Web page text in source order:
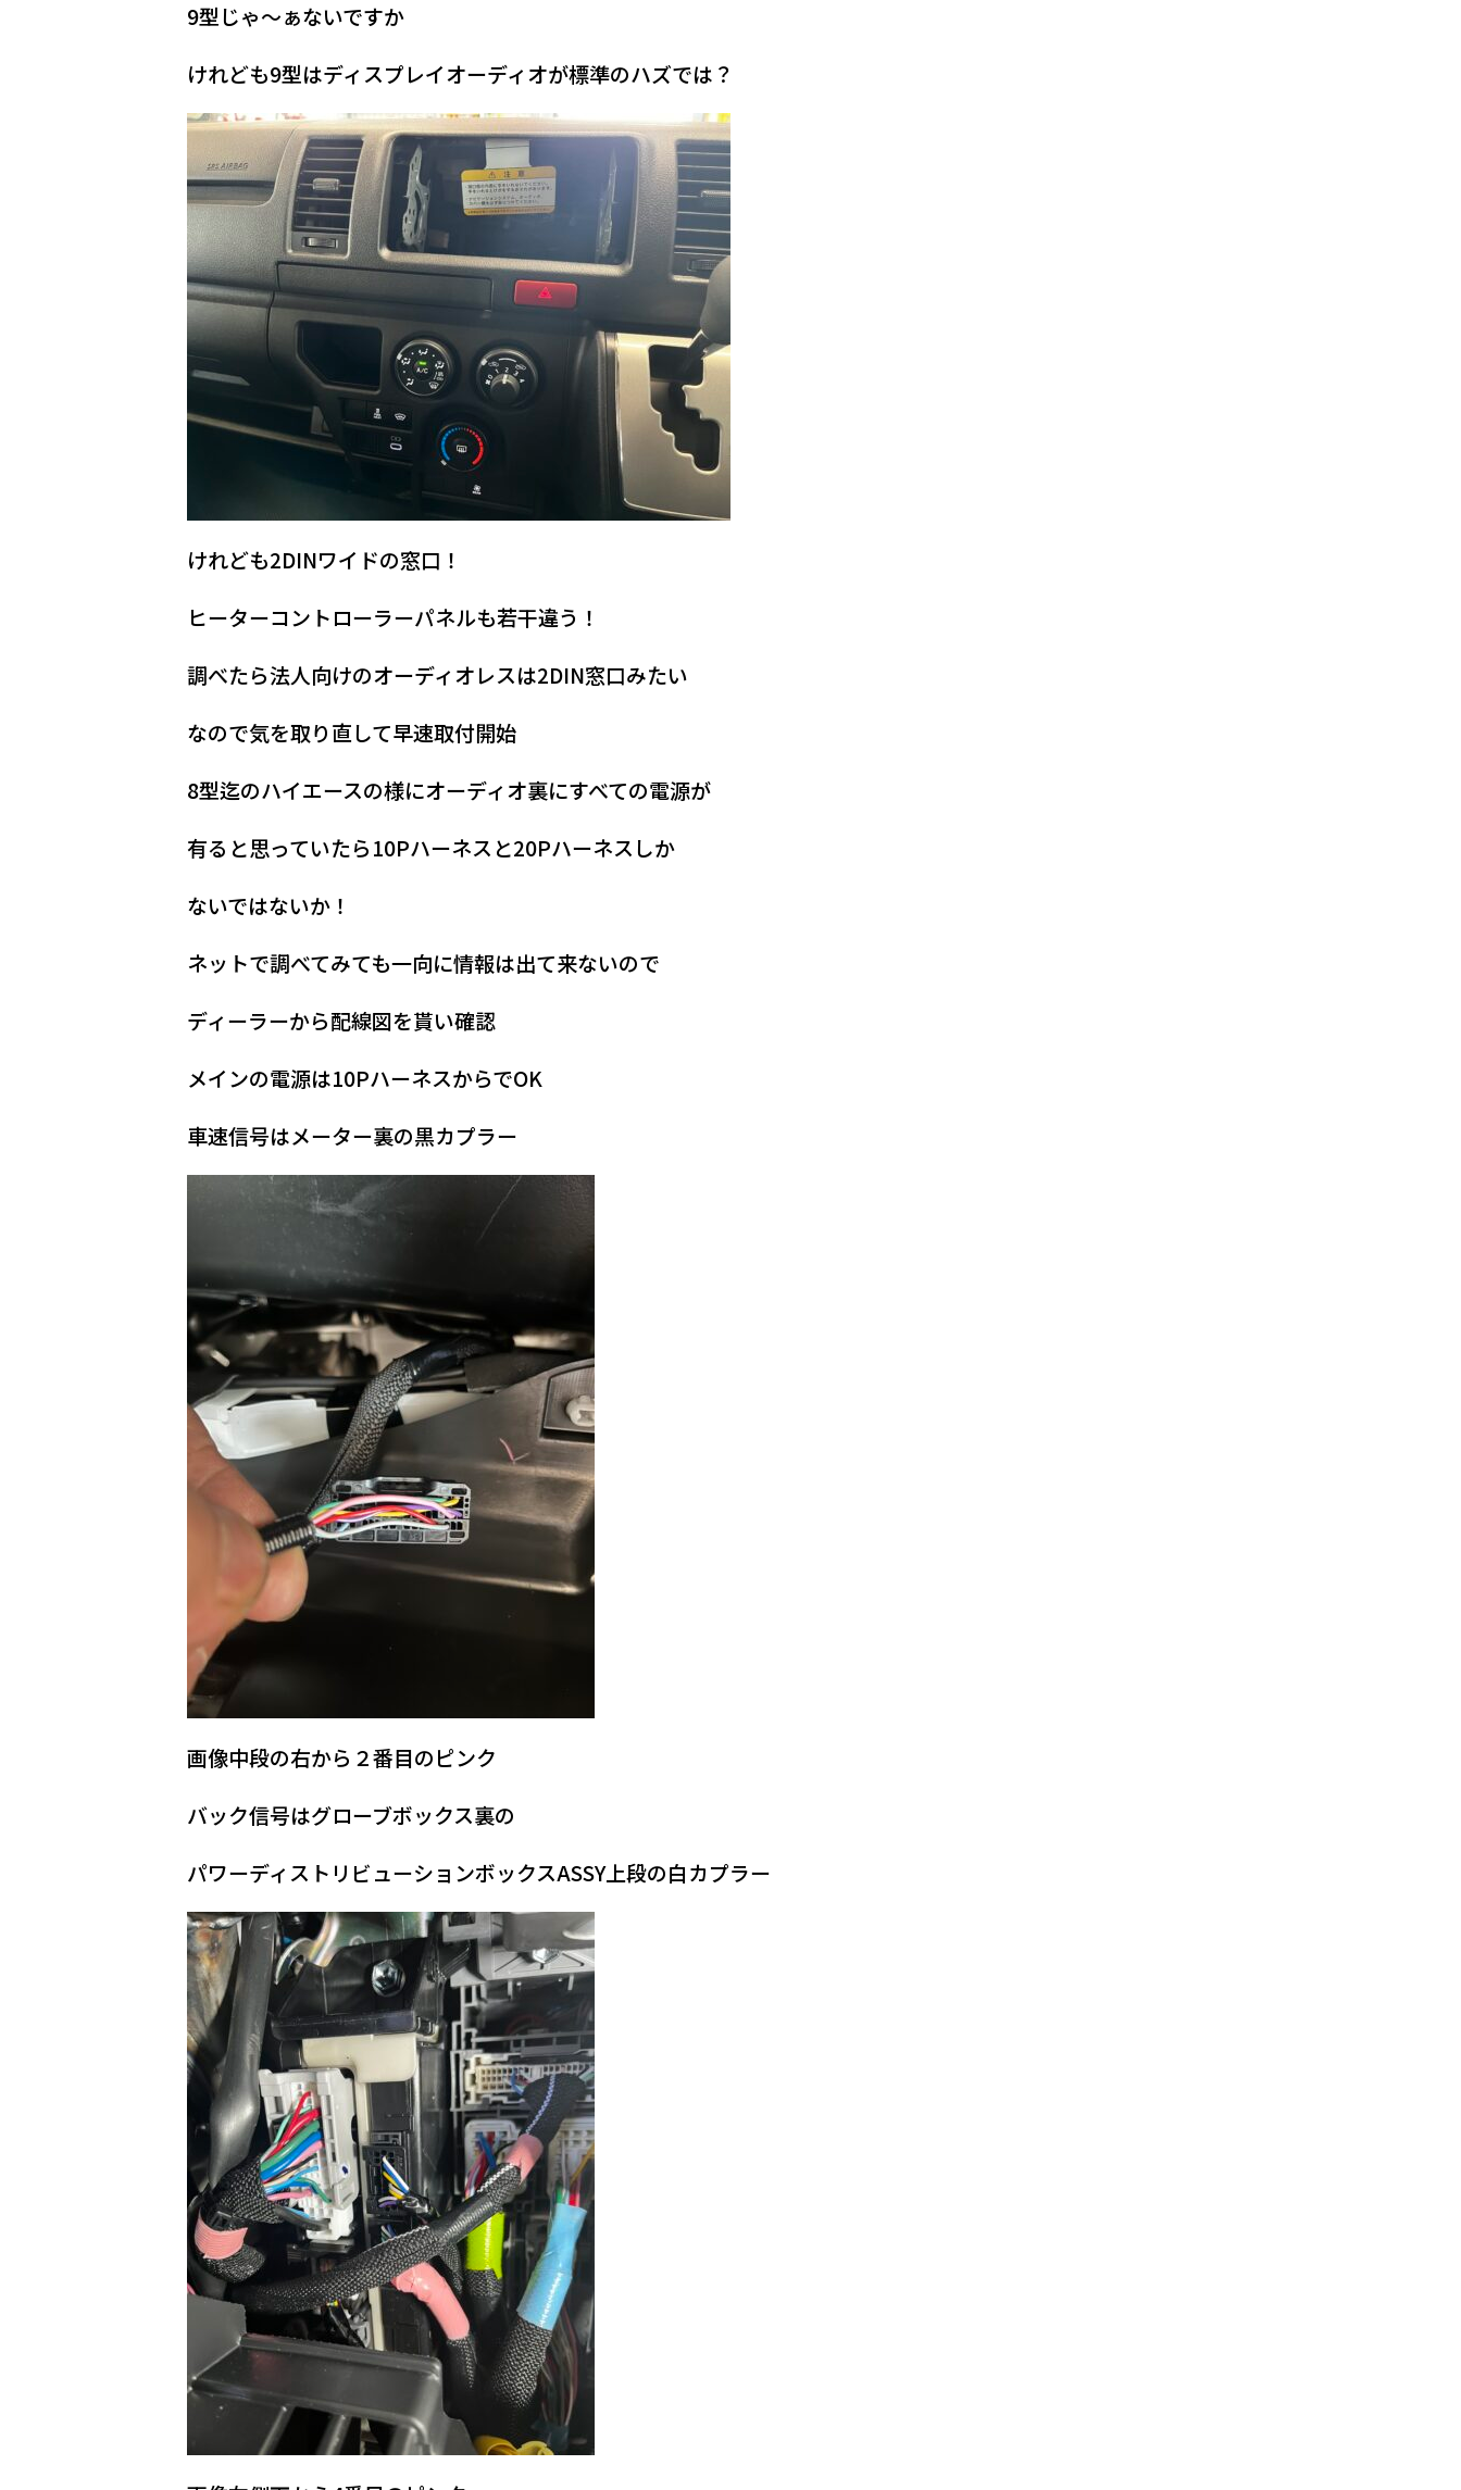
9型じゃ～ぁないですか
けれども9型はディスプレイオーディオが標準のハズでは？
けれども2DINワイドの窓口！
ヒーターコントローラーパネルも若干違う！
調べたら法人向けのオーディオレスは2DIN窓口みたい
なので気を取り直して早速取付開始
8型迄のハイエースの様にオーディオ裏にすべての電源が
有ると思っていたら10Pハーネスと20Pハーネスしか
ないではないか！
ネットで調べてみても一向に情報は出て来ないので
ディーラーから配線図を貰い確認
メインの電源は10PハーネスからでOK
車速信号はメーター裏の黒カプラー
画像中段の右から２番目のピンク
バック信号はグローブボックス裏の
パワーディストリビューションボックスASSY上段の白カプラー